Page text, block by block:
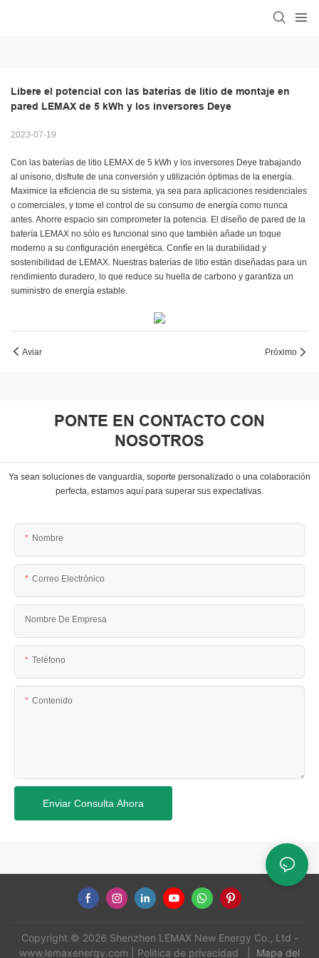
Libere el potencial con las baterías de litio de montaje en
pared LEMAX de 5 kWh y los inversores Deye
2023-07-19
Con las baterías de litio LEMAX de 5 kWh y los inversores Deye trabajando
al unísono, disfrute de una conversión y utilización óptimas de la energía.
Maximice la eficiencia de su sistema, ya sea para aplicaciones residenciales
o comerciales, y tome el control de su consumo de energía como nunca
antes. Ahorre espacio sin comprometer la potencia. El diseño de pared de la
batería LEMAX no sólo es funcional sino que también añade un toque
moderno a su configuración energética. Confíe en la durabilidad y
sostenibilidad de LEMAX. Nuestras baterías de litio están diseñadas para un
rendimiento duradero, lo que reduce su huella de carbono y garantiza un
suministro de energía estable.
Aviar Próximo
PONTE EN CONTACTO CON
NOSOTROS
Ya sean soluciones de vanguardia, soporte personalizado o una colaboración
perfecta, estamos aquí para superar sus expectativas.
Nombre
Correo Electrónico
Nombre De Empresa
Teléfono
Contenido
Enviar Consulta Ahora
Copyright © 2026 Shenzhen LEMAX New Energy Co., Ltd -
www.lemaxenergy.com
Política de privacidad Mapa del